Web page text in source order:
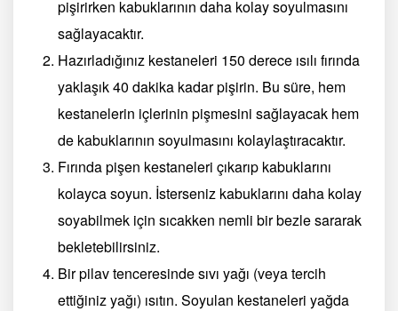
pişirirken kabuklarının daha kolay soyulmasını
sağlayacaktır.
Hazırladığınız kestaneleri 150 derece ısılı fırında
yaklaşık 40 dakika kadar pişirin. Bu süre, hem
kestanelerin içlerinin pişmesini sağlayacak hem
de kabuklarının soyulmasını kolaylaştıracaktır.
Fırında pişen kestaneleri çıkarıp kabuklarını
kolayca soyun. İsterseniz kabuklarını daha kolay
soyabilmek için sıcakken nemli bir bezle sararak
bekletebilirsiniz.
Bir pilav tenceresinde sıvı yağı (veya tercih
ettiğiniz yağı) ısıtın. Soyulan kestaneleri yağda